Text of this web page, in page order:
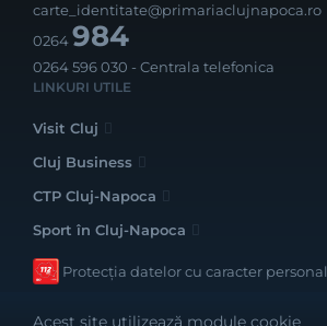
carte_identitate@primariaclujnapoca.ro
0264984
0264 596 030 - Centrala telefonica
LINKURI UTILE
Visit Cluj
Cluj Business
CTP Cluj-Napoca
Sport în Cluj-Napoca
Protecția datelor cu caracter personal
Acest site utilizează module cookie